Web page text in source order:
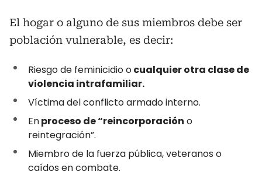
El hogar o alguno de sus miembros debe ser
población vulnerable, es decir:
Riesgo de feminicidio ocualquier otra clase de
violencia intrafamiliar.
Víctima del conflicto armado interno.
Enproceso de “reincorporación o
reintegración”.
Miembro de la fuerza pública, veteranos o
caídos en combate.